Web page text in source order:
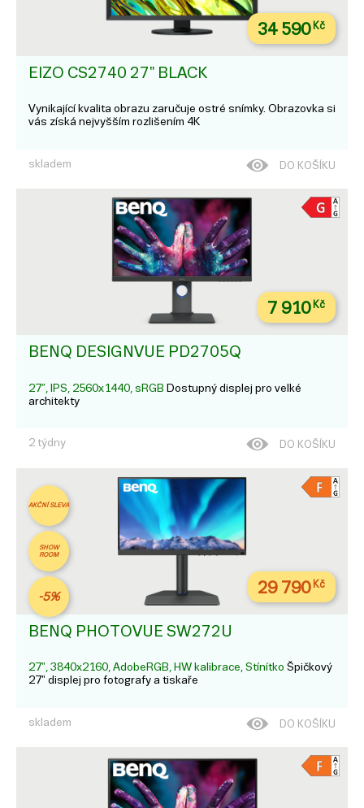
34 590Kč
EIZO CS2740 27" BLACK
Vynikající kvalita obrazu zaručuje ostré snímky. Obrazovka si
vás získá nejvyšším rozlišením 4K
skladem DO KOŠÍKU
7 910Kč
BENQ DESIGNVUE PD2705Q
27”, IPS, 2560x1440, sRGB Dostupný displej pro velké
architekty
2 týdny DO KOŠÍKU
AKČNÍ SLEVA
SHOW
ROOM
-5% 29 790Kč
BENQ PHOTOVUE SW272U
27", 3840x2160, AdobeRGB, HW kalibrace, Stínítko Špičkový
27" displej pro fotografy a tiskaře
skladem DO KOŠÍKU